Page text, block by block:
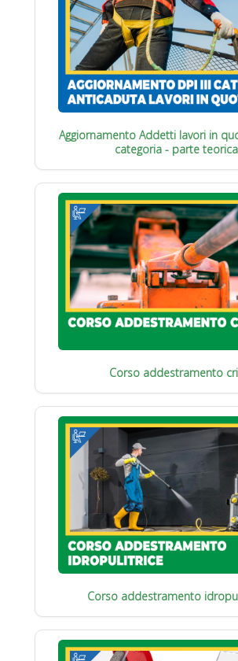
Aggiornamento Addetti lavori in
categoria - parte teorica
Corso addestramento
Corso addestramento